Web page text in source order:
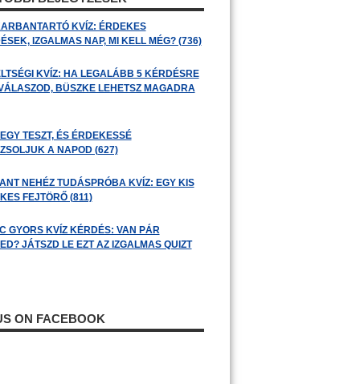
KVÍZ: ÉRDEKES
IZGALMAS NAP, MI KELL MÉG? (736)
KVÍZ: HA LEGALÁBB 5 KÉRDÉSRE
BÜSZKE LEHETSZ MAGADRA
TESZT, ÉS ÉRDEKESSÉ
A NAPOD (627)
NEHÉZ TUDÁSPRÓBA KVÍZ: EGY KIS
FEJTÖRŐ (811)
GYORS KVÍZ KÉRDÉS: VAN PÁR
JÁTSZD LE EZT AZ IZGALMAS QUIZT
ON FACEBOOK